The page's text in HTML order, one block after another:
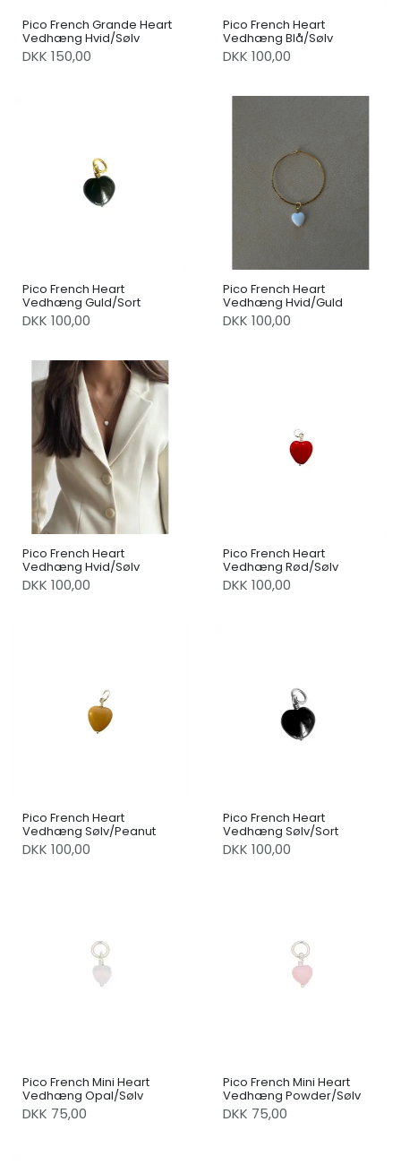
Pico French Grande Heart
Vedhæng Hvid/Sølv
DKK 150,00
Pico French Heart
Vedhæng Blå/Sølv
DKK 100,00
Pico French Heart
Vedhæng Guld/Sort
DKK 100,00
Pico French Heart
Vedhæng Hvid/Guld
DKK 100,00
Pico French Heart
Vedhæng Hvid/Sølv
DKK 100,00
Pico French Heart
Vedhæng Rød/Sølv
DKK 100,00
Pico French Heart
Vedhæng Sølv/Peanut
DKK 100,00
Pico French Heart
Vedhæng Sølv/Sort
DKK 100,00
Pico French Mini Heart
Vedhæng Opal/Sølv
DKK 75,00
Pico French Mini Heart
Vedhæng Powder/Sølv
DKK 75,00